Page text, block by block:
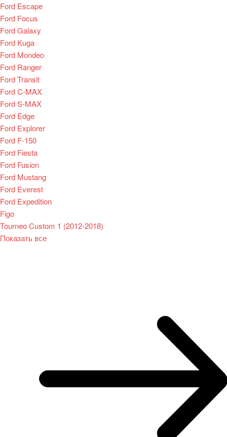
Ford Escape
Ford Focus
Ford Galaxy
Ford Kuga
Ford Mondeo
Ford Ranger
Ford Transit
Ford C-MAX
Ford S-MAX
Ford Edge
Ford Explorer
Ford F-150
Ford Fiesta
Ford Fusion
Ford Mustang
Ford Everest
Ford Expedition
Figo
Tourneo Custom 1 (2012-2018)
Показать все